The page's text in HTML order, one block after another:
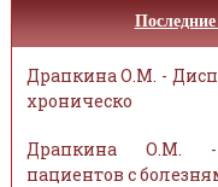
Драпкина О.М. -
хроническо
Драпкина О.М. -
пациентов с